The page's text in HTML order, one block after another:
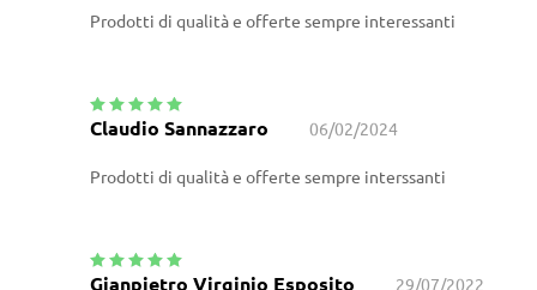
Prodotti di qualità e offerte sempre interessanti
Valutato5su
5
Claudio Sannazzaro 06/02/2024
Prodotti di qualità e offerte sempre interssanti
Valutato5su
Gianpietro Virginio Esposito 29/07/2022